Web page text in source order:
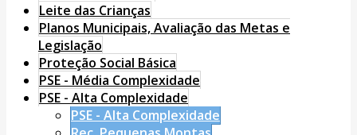
Leite das Crianças
Planos Municipais, Avaliação das Metas e
Legislação
Proteção Social Básica
PSE - Média Complexidade
PSE - Alta Complexidade
PSE - Alta Complexidade